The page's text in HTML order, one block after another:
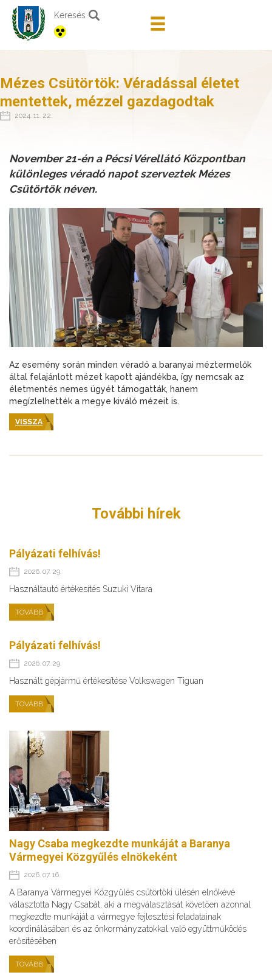
Keresés
Mézes Csütörtök: Véradással életet
mentettek, mézzel gazdagodtak
2024. 11. 22.
November 21-én a Pécsi Vérellátó Központban
különleges véradó napot szerveztek Mézes
Csütörtök néven.
Az esemény során minden véradó a baranyai méztermelők
által felajánlott mézet kapott ajándékba, így nemcsak az
életmentés nemes ügyét támogatták, hanem
megízlelhették a megye kiváló mézeit is.
VISSZA
További hírek
Pályázati felhívás!
2026. 07. 29.
Használtautó értékesítés Suzuki Vitara
TOVÁBB
Pályázati felhívás!
2026. 07. 29.
Használt gépjármű értékesítése Volkswagen Tiguan
TOVÁBB
Nagy Csaba megkezdte munkáját a Baranya
Vármegyei Közgyűlés elnökeként
2026. 07. 16.
A Baranya Vármegyei Közgyűlés csütörtöki ülésén elnökévé
választotta Nagy Csabát, aki a megválasztását követően azonnal
megkezdte munkáját a vármegye fejlesztési feladatainak
koordinálásában és az önkormányzatokkal való együttműködés
erősítésében
TOVÁBB